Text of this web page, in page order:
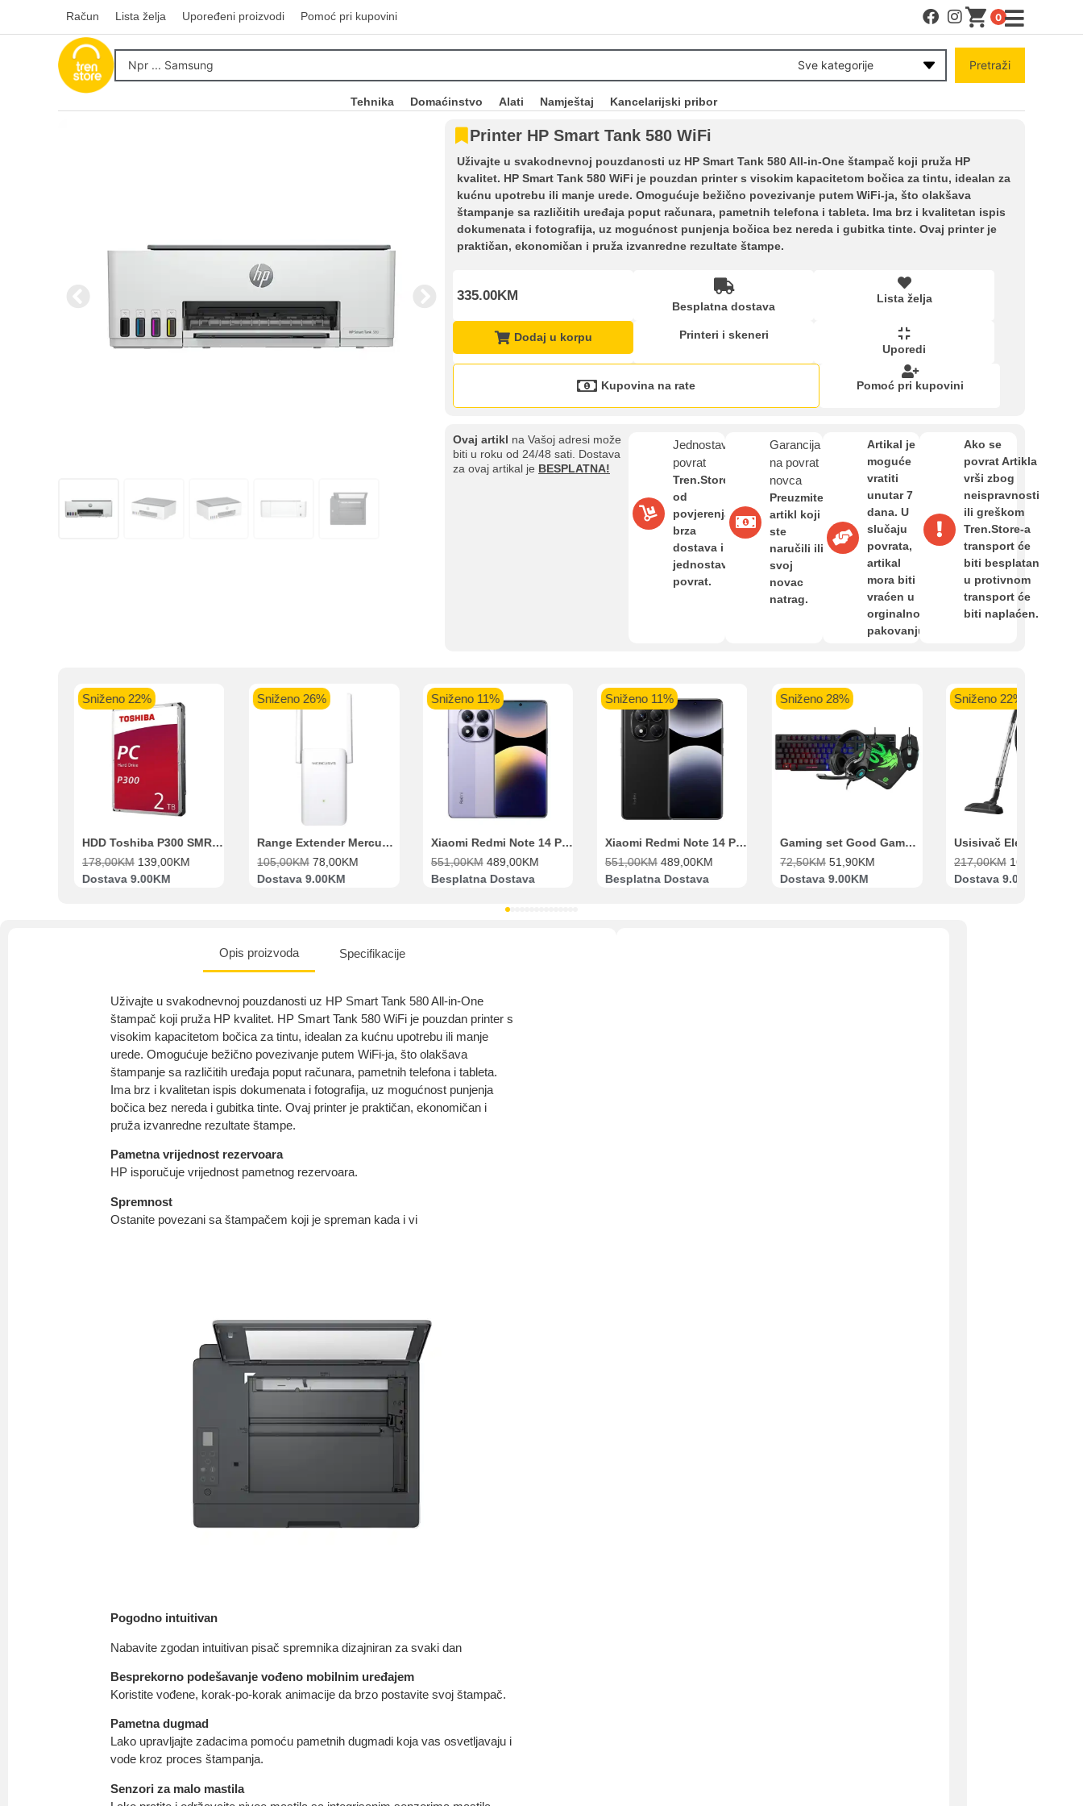
Račun Lista želja Upoređeni proizvodi Pomoć pri kupovini 0
Sve kategorije Pretraži
Tehnika Domaćinstvo Alati Namještaj Kancelarijski pribor
Printer HP Smart Tank 580 WiFi
Uživajte u svakodnevnoj pouzdanosti uz HP Smart Tank 580 All-in-One štampač koji pruža HP
kvalitet. HP Smart Tank 580 WiFi je pouzdan printer s visokim kapacitetom bočica za tintu, idealan za
kućnu upotrebu ili manje urede. Omogućuje bežično povezivanje putem WiFi-ja, što olakšava
štampanje sa različitih uređaja poput računara, pametnih telefona i tableta. Ima brz i kvalitetan ispis
dokumenata i fotografija, uz mogućnost punjenja bočica bez nereda i gubitka tinte. Ovaj printer je
praktičan, ekonomičan i pruža izvanredne rezultate štampe.
335.00KM
Besplatna dostava
Lista želja
Dodaj u korpu
Printeri i skeneri
Uporedi
Kupovina na rate Pomoć pri kupovini
Ovaj artikl na Vašoj adresi može
biti u roku od 24/48 sati. Dostava
za ovaj artikal je BESPLATNA!
Jednostavan
povrat
Tren.Store
od
povjerenja,
brza
dostava i
jednostavan
povrat.
Garancija
na povrat
novca
Preuzmite
artikl koji
ste
naručili ili
svoj
novac
natrag.
Artikal je
moguće
vratiti
unutar 7
dana. U
slučaju
povrata,
artikal
mora biti
vraćen u
orginalnom
pakovanju.
Ako se
povrat Artikla
vrši zbog
neispravnosti
ili greškom
Tren.Store-a
transport će
biti besplatan
u protivnom
transport će
biti naplaćen.
Sniženo 22%
HDD Toshiba P300 SMR 3.5″ 2TB SATA III
178,00KM 139,00KM
Dostava 9.00KM
Sniženo 26%
Range Extender Mercusys AX3000 ME80X Wi-Fi 6
105,00KM 78,00KM
Dostava 9.00KM
Sniženo 11%
Xiaomi Redmi Note 14 Pro 8GB 256GB Ljubičasti
551,00KM 489,00KM
Besplatna Dostava
Sniženo 11%
Xiaomi Redmi Note 14 Pro 8GB 256GB Crni
551,00KM 489,00KM
Besplatna Dostava
Sniženo 28%
Gaming set Good Game Tastatura, Miš, Slušalice i podloga za miš
72,50KM 51,90KM
Dostava 9.00KM
Sniženo 22%
217,00KM 169,00
Dostava 9.00KM
Opis proizvoda Specifikacije
Uživajte u svakodnevnoj pouzdanosti uz HP Smart Tank 580 All-in-One
štampač koji pruža HP kvalitet. HP Smart Tank 580 WiFi je pouzdan printer s
visokim kapacitetom bočica za tintu, idealan za kućnu upotrebu ili manje
urede. Omogućuje bežično povezivanje putem WiFi-ja, što olakšava
štampanje sa različitih uređaja poput računara, pametnih telefona i tableta.
Ima brz i kvalitetan ispis dokumenata i fotografija, uz mogućnost punjenja
bočica bez nereda i gubitka tinte. Ovaj printer je praktičan, ekonomičan i
pruža izvanredne rezultate štampe.
Pametna vrijednost rezervoara
HP isporučuje vrijednost pametnog rezervoara.
Spremnost
Ostanite povezani sa štampačem koji je spreman kada i vi
Pogodno intuitivan
Nabavite zgodan intuitivan pisač spremnika dizajniran za svaki dan
Besprekorno podešavanje vođeno mobilnim uređajem
Koristite vođene, korak-po-korak animacije da brzo postavite svoj štampač.
Pametna dugmad
Lako upravljajte zadacima pomoću pametnih dugmadi koja vas osvetljavaju i
vode kroz proces štampanja.
Senzori za malo mastila
Račun
Kupovina na rate
Zahtjev za reklamaciju
Privatnost kupca
Uvjeti i odredbe
Sve je lakše kad se podijeli!
Kupovinu na rate možete obaviti ukoliko posjedujete jednu od slikovito prikazanih kartica ispod.
Sparkasse banka
Raiffeisen banka VISA
Pomoć pri kupovini
Bit će uračunati bankarski troškovi u iznosi od 3.5%